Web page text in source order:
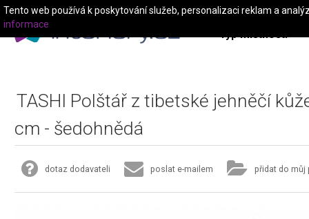
Typ místnosti
TASHI Polštář z tibetské jehněčí
cm - šedohnědá
dotaz dodavateli poslat e-mailem přidat do můj
Tento web používá k poskytování služeb, personalizaci reklam a
informace